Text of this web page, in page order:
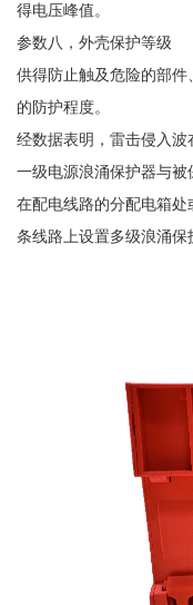
得电压峰值。
参数八，外壳保护等级
供得防止触及危险的部
的防护程度。
经数据表明，雷击侵入波
一级电源浪涌保护器与
在配电线路的分配电箱
条线路上设置多级浪涌保